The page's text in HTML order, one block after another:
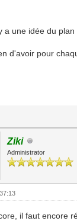
a une idée du
d'avoir pour
Ziki
Administrator
il faut encore